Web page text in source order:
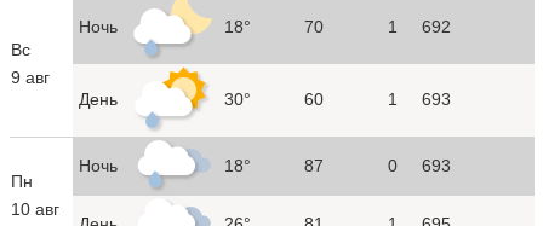
Вс
9 авг
Ночь 18° 70 1 692
День 30° 60 1 693
Пн
10 авг
Ночь 18° 87 0 693